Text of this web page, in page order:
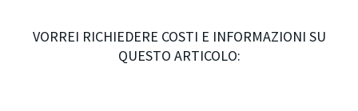
VORREI RICHIEDERE COSTI E INFORMAZIONI SU
QUESTO ARTICOLO: